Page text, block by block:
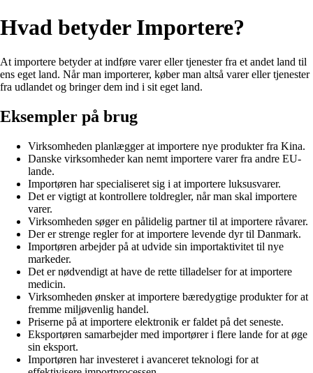
Hvad betyder Importere?
At importere betyder at indføre varer eller tjenester fra et andet land til
ens eget land. Når man importerer, køber man altså varer eller tjenester
fra udlandet og bringer dem ind i sit eget land.
Eksempler på brug
Virksomheden planlægger at importere nye produkter fra Kina.
Danske virksomheder kan nemt importere varer fra andre EU-
lande.
Importøren har specialiseret sig i at importere luksusvarer.
Det er vigtigt at kontrollere toldregler, når man skal importere
varer.
Virksomheden søger en pålidelig partner til at importere råvarer.
Der er strenge regler for at importere levende dyr til Danmark.
Importøren arbejder på at udvide sin importaktivitet til nye
markeder.
Det er nødvendigt at have de rette tilladelser for at importere
medicin.
Virksomheden ønsker at importere bæredygtige produkter for at
fremme miljøvenlig handel.
Priserne på at importere elektronik er faldet på det seneste.
Eksportøren samarbejder med importører i flere lande for at øge
sin eksport.
Importøren har investeret i avanceret teknologi for at